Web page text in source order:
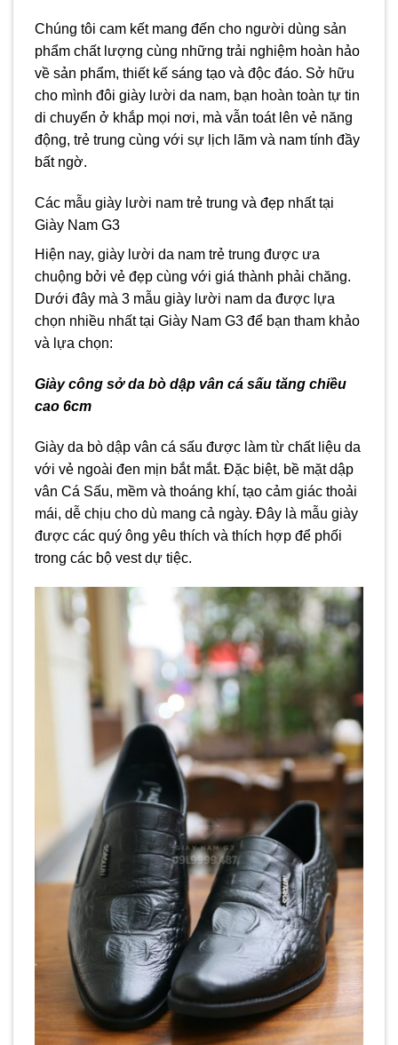
Chúng tôi cam kết mang đến cho người dùng sản
phẩm chất lượng cùng những trải nghiệm hoàn hảo
về sản phẩm, thiết kế sáng tạo và độc đáo. Sở hữu
cho mình đôi giày lười da nam, bạn hoàn toàn tự tin
di chuyển ở khắp mọi nơi, mà vẫn toát lên vẻ năng
động, trẻ trung cùng với sự lịch lãm và nam tính đầy
bất ngờ.
Các mẫu giày lười nam trẻ trung và đẹp nhất tại
Giày Nam G3
Hiện nay, giày lười da nam trẻ trung được ưa
chuộng bởi vẻ đẹp cùng với giá thành phải chăng.
Dưới đây mà 3 mẫu giày lười nam da được lựa
chọn nhiều nhất tại Giày Nam G3 để bạn tham khảo
và lựa chọn:
Giày công sở da bò dập vân cá sấu tăng chiều
cao 6cm
Giày da bò dập vân cá sấu được làm từ chất liệu da
với vẻ ngoài đen mịn bắt mắt. Đặc biệt, bề mặt dập
vân Cá Sấu, mềm và thoáng khí, tạo cảm giác thoải
mái, dễ chịu cho dù mang cả ngày. Đây là mẫu giày
được các quý ông yêu thích và thích hợp để phối
trong các bộ vest dự tiệc.